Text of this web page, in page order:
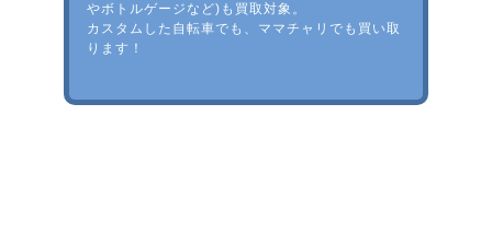
やボトルゲージなど)も買取対象。
カスタムした自転車でも、ママチャリでも買い取
ります！